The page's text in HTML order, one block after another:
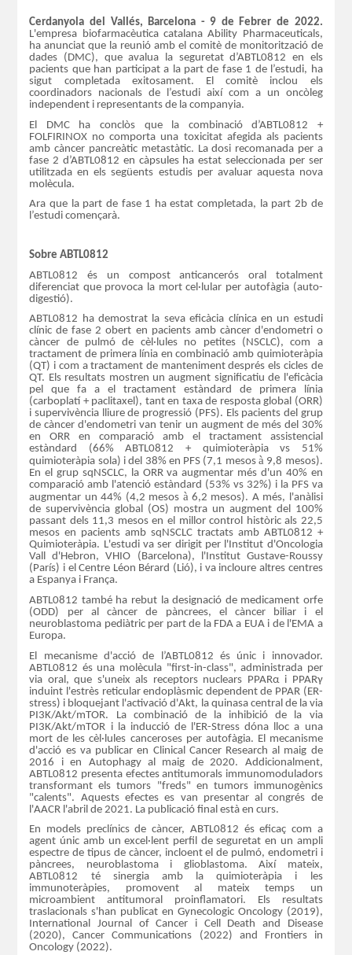
Cerdanyola del Vallés, Barcelona - 9 de Febrer de 2022.
L'empresa biofarmacèutica catalana Ability Pharmaceuticals,
ha anunciat que la reunió amb el comitè de monitorització de
dades (DMC), que avalua la seguretat d’ABTL0812 en els
pacients que han participat a la part de fase 1 de l’estudi, ha
sigut completada exitosament. El comitè inclou els
coordinadors nacionals de l’estudi així com a un oncòleg
independent i representants de la companyia.
El DMC ha conclòs que la combinació d’ABTL0812 +
FOLFIRINOX no comporta una toxicitat afegida als pacients
amb càncer pancreàtic metastàtic. La dosi recomanada per a
fase 2 d’ABTL0812 en càpsules ha estat seleccionada per ser
utilitzada en els següents estudis per avaluar aquesta nova
molècula.
Ara que la part de fase 1 ha estat completada, la part 2b de
l’estudi començarà.
Sobre ABTL0812
ABTL0812 és un compost anticancerós oral totalment
diferenciat que provoca la mort cel·lular per autofàgia (auto-
digestió).
ABTL0812 ha demostrat la seva eficàcia clínica en un estudi
clínic de fase 2 obert en pacients amb càncer d'endometri o
càncer de pulmó de cèl·lules no petites (NSCLC), com a
tractament de primera línia en combinació amb quimioteràpia
(QT) i com a tractament de manteniment després els cicles de
QT. Els resultats mostren un augment significatiu de l'eficàcia
pel que fa a el tractament estàndard de primera línia
(carboplatí + paclitaxel), tant en taxa de resposta global (ORR)
i supervivència lliure de progressió (PFS). Els pacients del grup
de càncer d'endometri van tenir un augment de més del 30%
en ORR en comparació amb el tractament assistencial
estàndard (66% ABTL0812 + quimioteràpia vs 51%
quimioteràpia sola) i del 38% en PFS (7,1 mesosà 9,8 mesos).
En el grup sqNSCLC, la ORR va augmentar més d'un 40% en
comparació amb l'atenció estàndard (53% vs 32%) i la PFS va
augmentar un 44% (4,2 mesos à6,2 mesos). A més, l'anàlisi
de supervivència global (OS) mostra un augment del 100%
passant dels 11,3 mesos en el millor control històric als 22,5
mesos en pacients amb sqNSCLC tractats amb ABTL0812 +
Quimioteràpia. L'estudi va ser dirigit per l'Institut d'Oncologia
Vall d'Hebron, VHIO (Barcelona), l'Institut Gustave-Roussy
(París) i el Centre Léon Bérard (Lió), i va incloure altres centres
a Espanya i França.
ABTL0812 també ha rebut la designació de medicament orfe
(ODD) per al càncer de pàncrees, el càncer biliar i el
neuroblastoma pediàtric per part de la FDA a EUA i de l'EMA a
Europa.
El mecanisme d'acció de l’ABTL0812 és únic i innovador.
ABTL0812 és una molècula "first-in-class", administrada per
via oral, que s'uneix als receptors nuclears PPARα i PPARγ
induint l'estrès reticular endoplàsmic dependent de PPAR (ER-
stress) i bloquejant l'activació d'Akt, la quinasa central de la via
PI3K/Akt/mTOR. La combinació de la inhibició de la via
PI3K/Akt/mTOR i la inducció de l'ER-Stress dóna lloc a una
mort de les cèl·lules canceroses per autofàgia. El mecanisme
d'acció es va publicar en Clinical Cancer Research al maig de
2016 i en Autophagy al maig de 2020. Addicionalment,
ABTL0812 presenta efectes antitumorals immunomoduladors
transformant els tumors "freds" en tumors immunogènics
"calents". Aquests efectes es van presentar al congrés de
l'AACR l'abril de 2021. La publicació final està en curs.
En models preclínics de càncer, ABTL0812 és eficaç com a
agent únic amb un excel·lent perfil de seguretat en un ampli
espectre de tipus de càncer, incloent el de pulmó, endometri i
pàncrees, neuroblastoma i glioblastoma. Així mateix,
ABTL0812 té sinergia amb la quimioteràpia i les
immunoteràpies, promovent al mateix temps un
microambient antitumoral proinflamatori. Els resultats
traslacionals s'han publicat en Gynecologic Oncology (2019),
International Journal of Cancer i Cell Death and Disease
(2020), Cancer Communications (2022) and Frontiers in
Oncology (2022).